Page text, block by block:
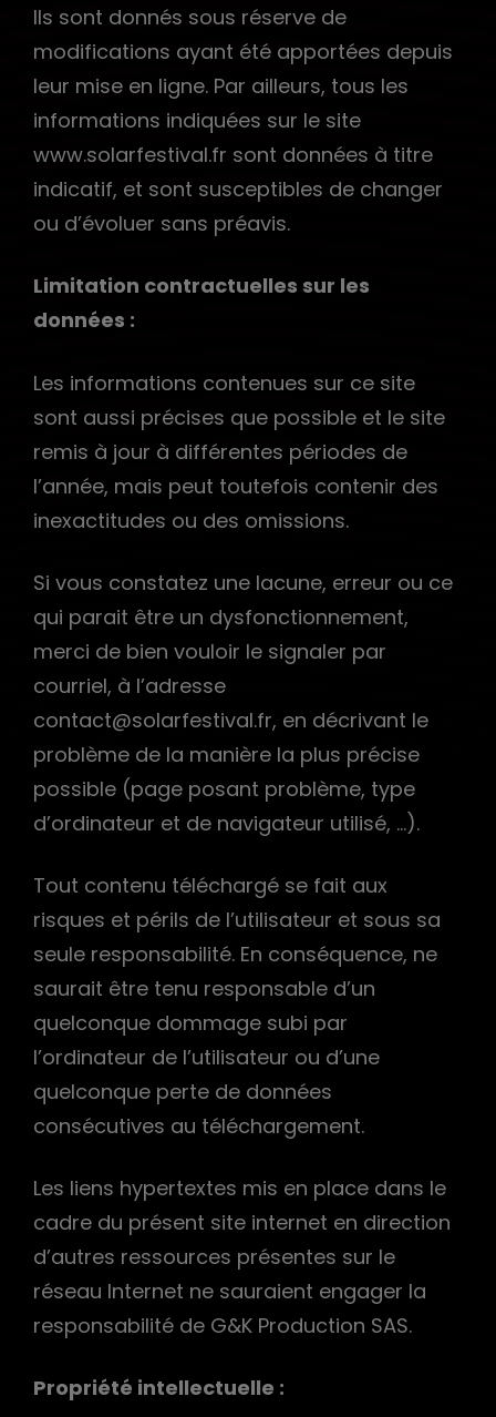
Ils sont donnés sous réserve de
modifications ayant été apportées depuis
leur mise en ligne. Par ailleurs, tous les
informations indiquées sur le site
www.solarfestival.fr sont données à titre
indicatif, et sont susceptibles de changer
ou d’évoluer sans préavis.
Limitation contractuelles sur les
données :
Les informations contenues sur ce site
sont aussi précises que possible et le site
remis à jour à différentes périodes de
l’année, mais peut toutefois contenir des
inexactitudes ou des omissions.
Si vous constatez une lacune, erreur ou ce
qui parait être un dysfonctionnement,
merci de bien vouloir le signaler par
courriel, à l’adresse
contact@solarfestival.fr, en décrivant le
problème de la manière la plus précise
possible (page posant problème, type
d’ordinateur et de navigateur utilisé, …).
Tout contenu téléchargé se fait aux
risques et périls de l’utilisateur et sous sa
seule responsabilité. En conséquence, ne
saurait être tenu responsable d’un
quelconque dommage subi par
l’ordinateur de l’utilisateur ou d’une
quelconque perte de données
consécutives au téléchargement.
Les liens hypertextes mis en place dans le
cadre du présent site internet en direction
d’autres ressources présentes sur le
réseau Internet ne sauraient engager la
responsabilité de G&K Production SAS.
Propriété intellectuelle :